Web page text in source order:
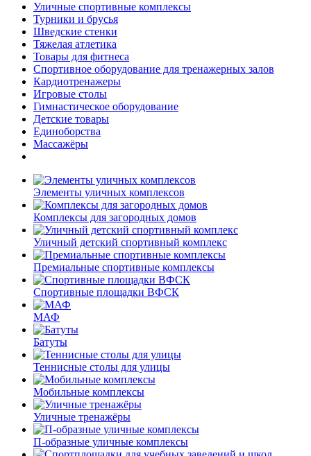
Уличные спортивные комплексы
Турники и брусья
Шведские стенки
Тяжелая атлетика
Товары для фитнеса
Спортивное оборудование для тренажерных залов
Кардиотренажеры
Игровые столы
Гимнастическое оборудование
Детские товары
Единоборства
Массажёры
Элементы уличных комплексов
Комплексы для загородных домов
Уличный детский спортивный комплекс
Премиальные спортивные комплексы
Спортивные площадки ВФСК
МАФ
Батуты
Теннисные столы для улицы
Мобильные комплексы
Уличные тренажёры
П-образные уличные комплексы